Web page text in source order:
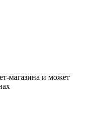
магазина и может